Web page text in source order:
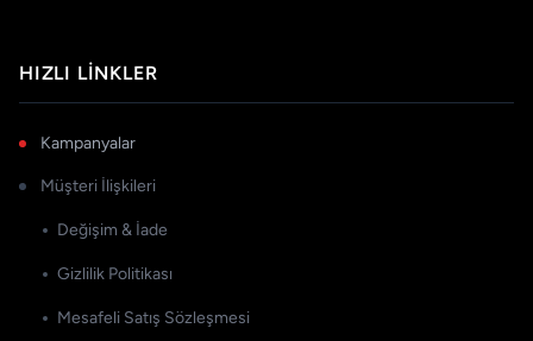
HIZLI LINKLER
Kampanyalar
Müşteri İlişkileri
Değişim & İade
Gizlilik Politikası
Mesafeli Satış Sözleşmesi